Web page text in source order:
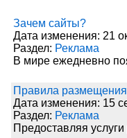
Зачем сайты?
Дата изменения: 21
Раздел: Реклама
В мире ежедневно
Правила
Дата изменения: 15
Раздел: Реклама
Предоставляя